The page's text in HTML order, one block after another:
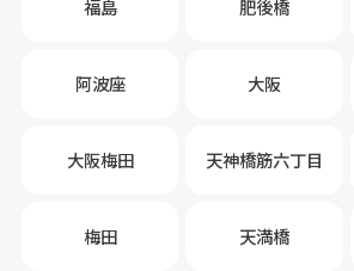
福島 肥後橋
阿波座 大阪
大阪梅田 天神橋筋六丁目
梅田 天満橋